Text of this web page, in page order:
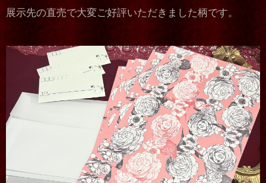
展示先の直売で大変ご好評いただきました柄です。